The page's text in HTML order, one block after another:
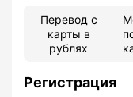
Перевод с
карты в
рублях
Регистрация